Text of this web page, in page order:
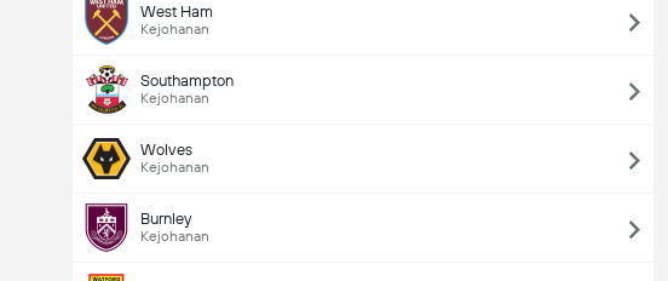
West Ham
Kejohanan
Southampton
Kejohanan
Wolves
Kejohanan
Burnley
Kejohanan